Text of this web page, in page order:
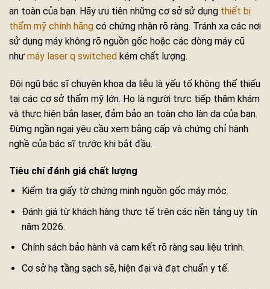
an toàn của bạn. Hãy ưu tiên những cơ sở sử dụng thiết bị
thẩm mỹ chính hãng có chứng nhận rõ ràng. Tránh xa các nơi
sử dụng máy không rõ nguồn gốc hoặc các dòng máy cũ
như máy laser q switched kém chất lượng.
Đội ngũ bác sĩ chuyên khoa da liễu là yếu tố không thể thiếu
tại các cơ sở thẩm mỹ lớn. Họ là người trực tiếp thăm khám
và thực hiện bắn laser, đảm bảo an toàn cho làn da của bạn.
Đừng ngần ngại yêu cầu xem bằng cấp và chứng chỉ hành
nghề của bác sĩ trước khi bắt đầu.
Tiêu chí đánh giá chất lượng
Kiểm tra giấy tờ chứng minh nguồn gốc máy móc.
Đánh giá từ khách hàng thực tế trên các nền tảng uy tín
năm 2026.
Chính sách bảo hành và cam kết rõ ràng sau liệu trình.
Cơ sở hạ tầng sạch sẽ, hiện đại và đạt chuẩn y tế.